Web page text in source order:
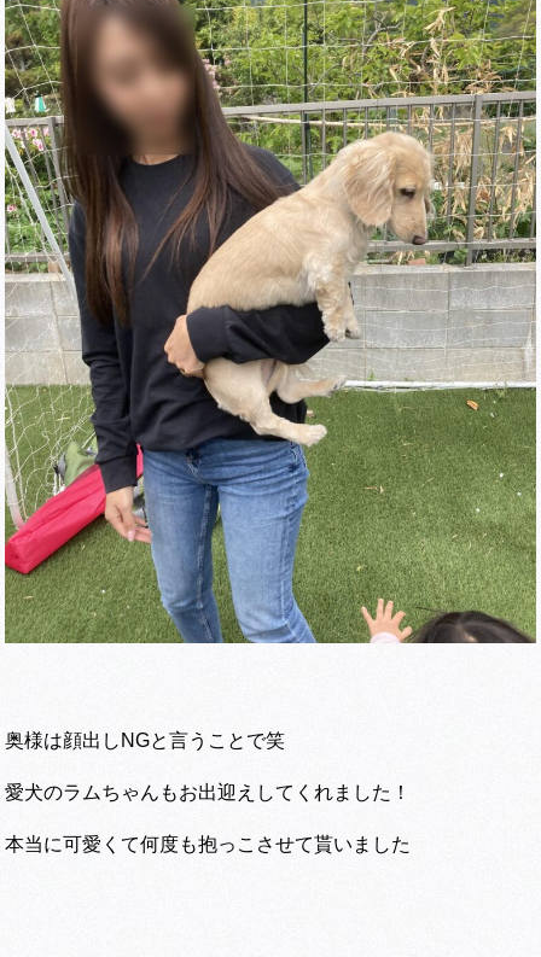
奥様は顔出しNGと言うことで笑
愛犬のラムちゃんもお出迎えしてくれました！
本当に可愛くて何度も抱っこさせて貰いました